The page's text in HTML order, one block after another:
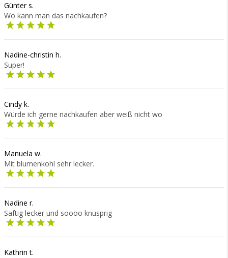
Günter s.
Wo kann man das nachkaufen?
Nadine-christin h.
Super!
Cindy k.
Würde ich gerne nachkaufen aber weiß nicht wo
Manuela w.
Mit blumenkohl sehr lecker.
Nadine r.
Saftig lecker und soooo knusprig
Kathrin t.